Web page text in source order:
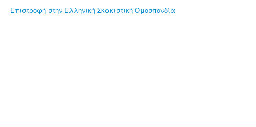
Επιστροφή στην Ελληνική Σκακιστική Ομοσπονδία